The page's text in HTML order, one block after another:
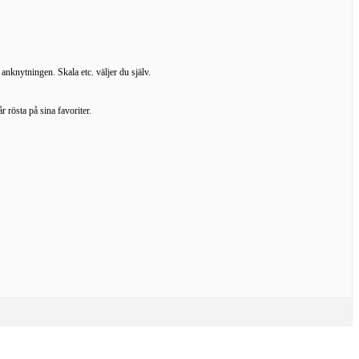
Skala etc. väljer du själv.
rösta på sina favoriter.